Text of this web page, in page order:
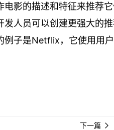
影的描述和特征来推荐
人员可以创建更强大的
子是Netflix，它使用用
下一篇